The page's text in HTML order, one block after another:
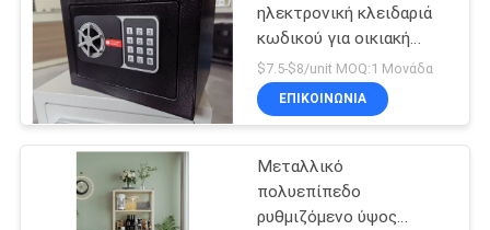
Μεταλλικά ράφια
ηλεκτρονική κλειδαριά
κωδικού για οικιακή
χρήση, με κρυφή
κλειδαρότρυπα στο
πάνελ
$7.5-$8/unit MOQ:1 Μονάδα
ΕΠΙΚΟΙΝΩΝΊΑ
Μεταλλικό
πολυεπίπεδο
ρυθμιζόμενο ύψος